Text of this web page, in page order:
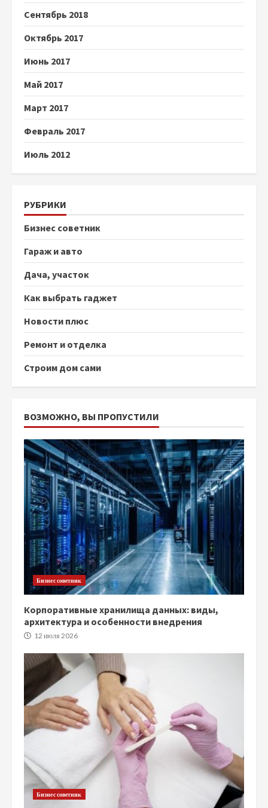
Сентябрь 2018
Октябрь 2017
Июнь 2017
Май 2017
Март 2017
Февраль 2017
Июль 2012
РУБРИКИ
Бизнес советник
Гараж и авто
Дача, участок
Как выбрать гаджет
Новости плюс
Ремонт и отделка
Строим дом сами
ВОЗМОЖНО, ВЫ ПРОПУСТИЛИ
Бизнес советник
Корпоративные хранилища данных: виды,
архитектура и особенности внедрения
12 июля 2026
Бизнес советник